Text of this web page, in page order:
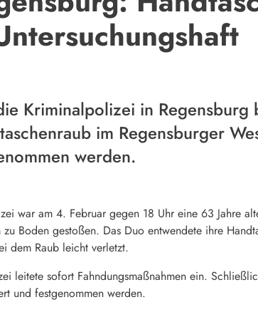
Kriminalpolizei in
im Regensburger
werden.
war am 4. Februar gegen 18 Uhr eine 63 Jahre
zu Boden gestoßen. Das Duo entwendete ihre
dem Raub leicht verletzt.
leitete sofort Fahndungsmaßnahmen ein.
und festgenommen werden.